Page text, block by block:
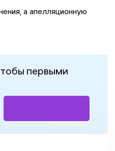
а апелляционную
первыми